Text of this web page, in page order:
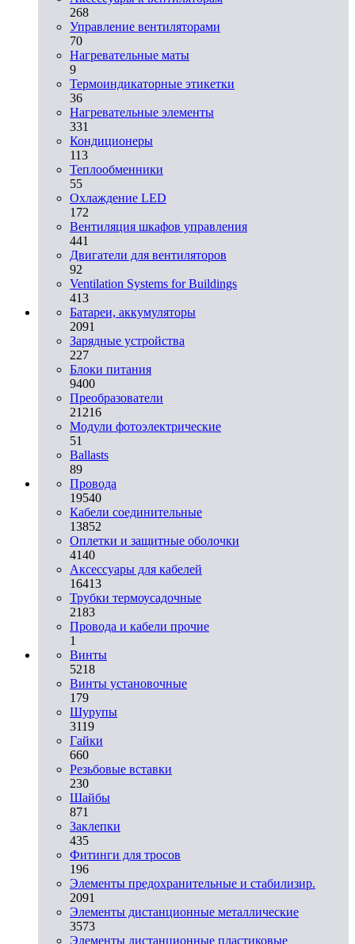
268
Управление вентиляторами
70
Нагревательные маты
9
Термоиндикаторные этикетки
36
Нагревательные элементы
331
Кондиционеры
113
Теплообменники
55
Охлаждение LED
172
Вентиляция шкафов управления
441
Двигатели для вентиляторов
92
Ventilation Systems for Buildings
413
Батареи, аккумуляторы
2091
Зарядные устройства
227
Блоки питания
9400
Преобразователи
21216
Модули фотоэлектрические
51
Ballasts
89
Провода
19540
Кабели соединительные
13852
Оплетки и защитные оболочки
4140
Аксессуары для кабелей
16413
Трубки термоусадочные
2183
Провода и кабели прочие
1
Винты
5218
Винты установочные
179
Шурупы
3119
Гайки
660
Резьбовые вставки
230
Шайбы
871
Заклепки
435
Фитинги для тросов
196
Элементы предохранительные и стабилизир.
2091
Элементы дистанционные металлические
3573
Элементы дистанционные пластиковые